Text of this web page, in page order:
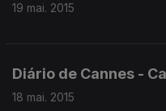
19 mai. 2015
Diário de Cannes -
18 mai. 2015